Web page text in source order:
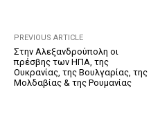
PREVIOUS ARTICLE
Στην Αλεξανδρούπολη οι
πρέσβης των ΗΠΑ, της
Ουκρανίας, της Βουλγαρίας, της
Μολδαβίας & της Ρουμανίας